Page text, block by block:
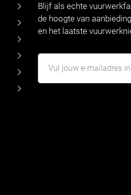
Blijf als echte
de hoogte van
en het laatste